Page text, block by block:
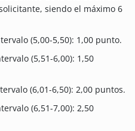
siendo el máximo 6
(5,00-5,50): 1,00 punto.
(5,51-6,00): 1,50
(6,01-6,50): 2,00 puntos.
(6,51-7,00): 2,50